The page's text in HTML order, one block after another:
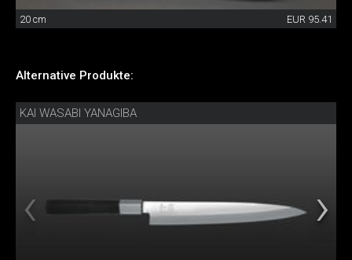
20 cm EUR 95.41
Alternative Produkte:
KAI WASABI YANAGIBA